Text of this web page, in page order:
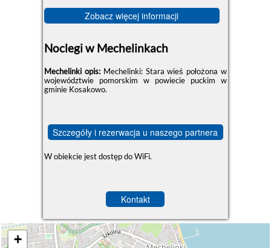
Zobacz więcej informacji
Noclegi w Mechelinkach
Mechelinki opis: Mechelinki: Stara wieś położona w
województwie pomorskim w powiecie puckim w
gminie Kosakowo.
Szczegóły i rezerwacja u naszego partnera
W obiekcie jest dostęp do WiFi.
Kontakt
+